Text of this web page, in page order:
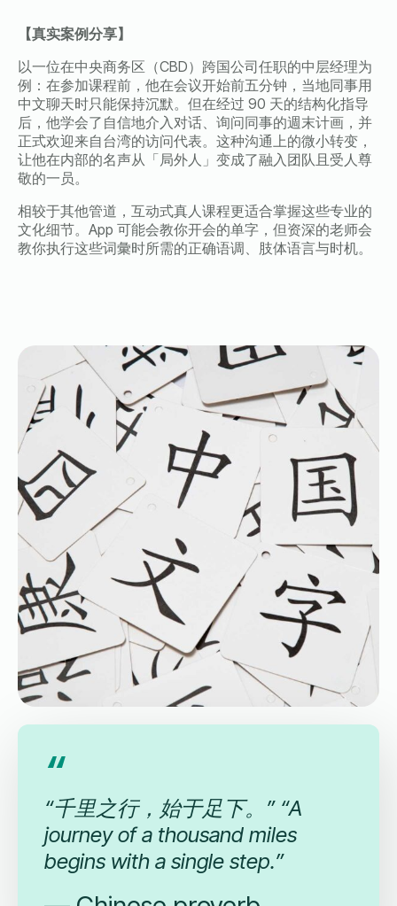
【真实案例分享】
以一位在中央商务区（CBD）跨国公司任职的中层经理为
例：在参加课程前，他在会议开始前五分钟，当地同事用
中文聊天时只能保持沉默。但在经过 90 天的结构化指导
后，他学会了自信地介入对话、询问同事的週末计画，并
正式欢迎来自台湾的访问代表。这种沟通上的微小转变，
让他在内部的名声从「局外人」变成了融入团队且受人尊
敬的一员。
相较于其他管道，互动式真人课程更适合掌握这些专业的
文化细节。 App 可能会教你开会的单字，但资深的老师会
教你执行这些词彙时所需的正确语调、肢体语言与时机。
“千里之行，始于足下。” “A
journey of a thousand miles
begins with a single step.”